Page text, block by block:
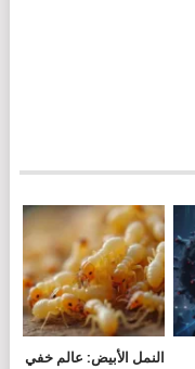
النمل الأبيض: عالم خفي